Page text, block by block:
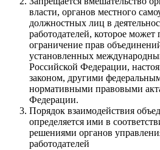
власти, органов местного
должностных лиц в
работодателей, которое может
ограничение прав
установленных
Российской Федерации,
законом, другими
нормативными правовыми
Федерации.
Порядок взаимодействия
определяется ими в
решениями органов
работодателей